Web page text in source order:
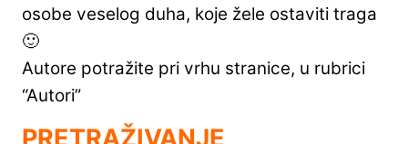
osobe veselog duha, koje žele ostaviti traga
🙂
Autore potražite pri vrhu stranice, u rubrici
“Autori”
PRETRAŽIVANJE